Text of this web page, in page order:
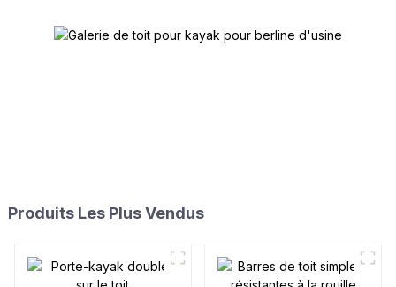
Produits Les Plus Vendus